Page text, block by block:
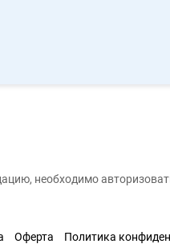
Павел Камардин
контакт
необходимо
Оферта Политика